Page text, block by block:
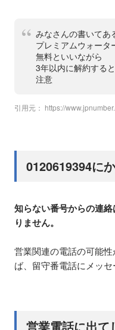
みなさんの書いてあ
プレミアムウォータ
無料といいながら
3年以内に解約する
注意
引用元： https://
0120619394に
知らない番号からの連
りません。
営業関連の電話の可能
ば、留守番電話にメッセ
営業電話に出て